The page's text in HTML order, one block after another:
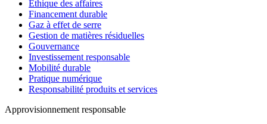
Éthique des affaires
Financement durable
Gaz à effet de serre
Gestion de matières résiduelles
Gouvernance
Investissement responsable
Mobilité durable
Pratique numérique
Responsabilité produits et services
Approvisionnement responsable